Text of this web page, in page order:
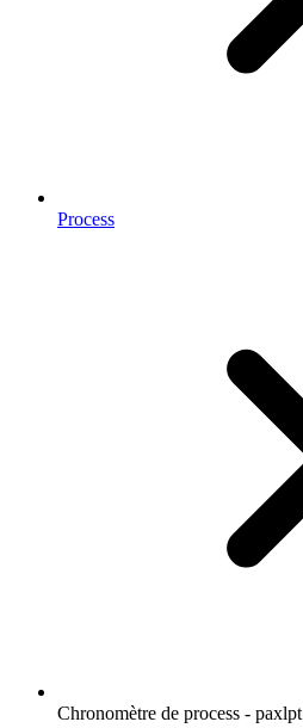
Process
Chronomètre de process - paxlpt